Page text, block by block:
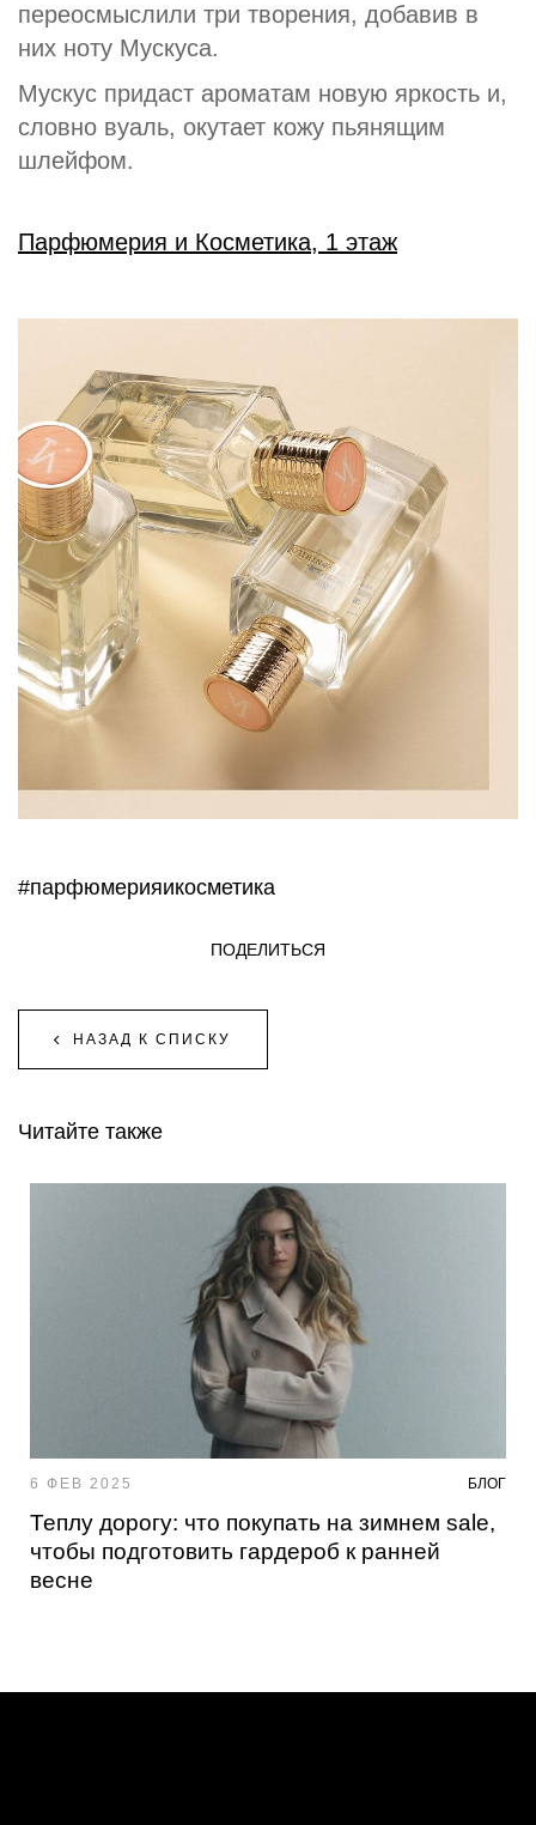
переосмыслили три творения, добавив в
них ноту Мускуса.
Мускус придаст ароматам новую яркость и,
словно вуаль, окутает кожу пьянящим
шлейфом.
Парфюмерия и Косметика, 1 этаж
#парфюмерияикосметика
НАЗАД К СПИСКУ
ПОДЕЛИТЬСЯ
Читайте также
6 ФЕВ 2025 БЛОГ
Теплу дорогу: что покупать на зимнем sale,
чтобы подготовить гардероб к ранней
весне